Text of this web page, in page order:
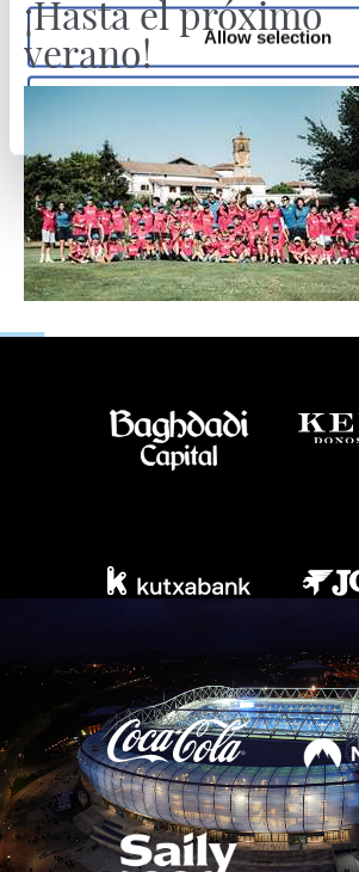
Allow selection
¡Hasta el próximo
verano!